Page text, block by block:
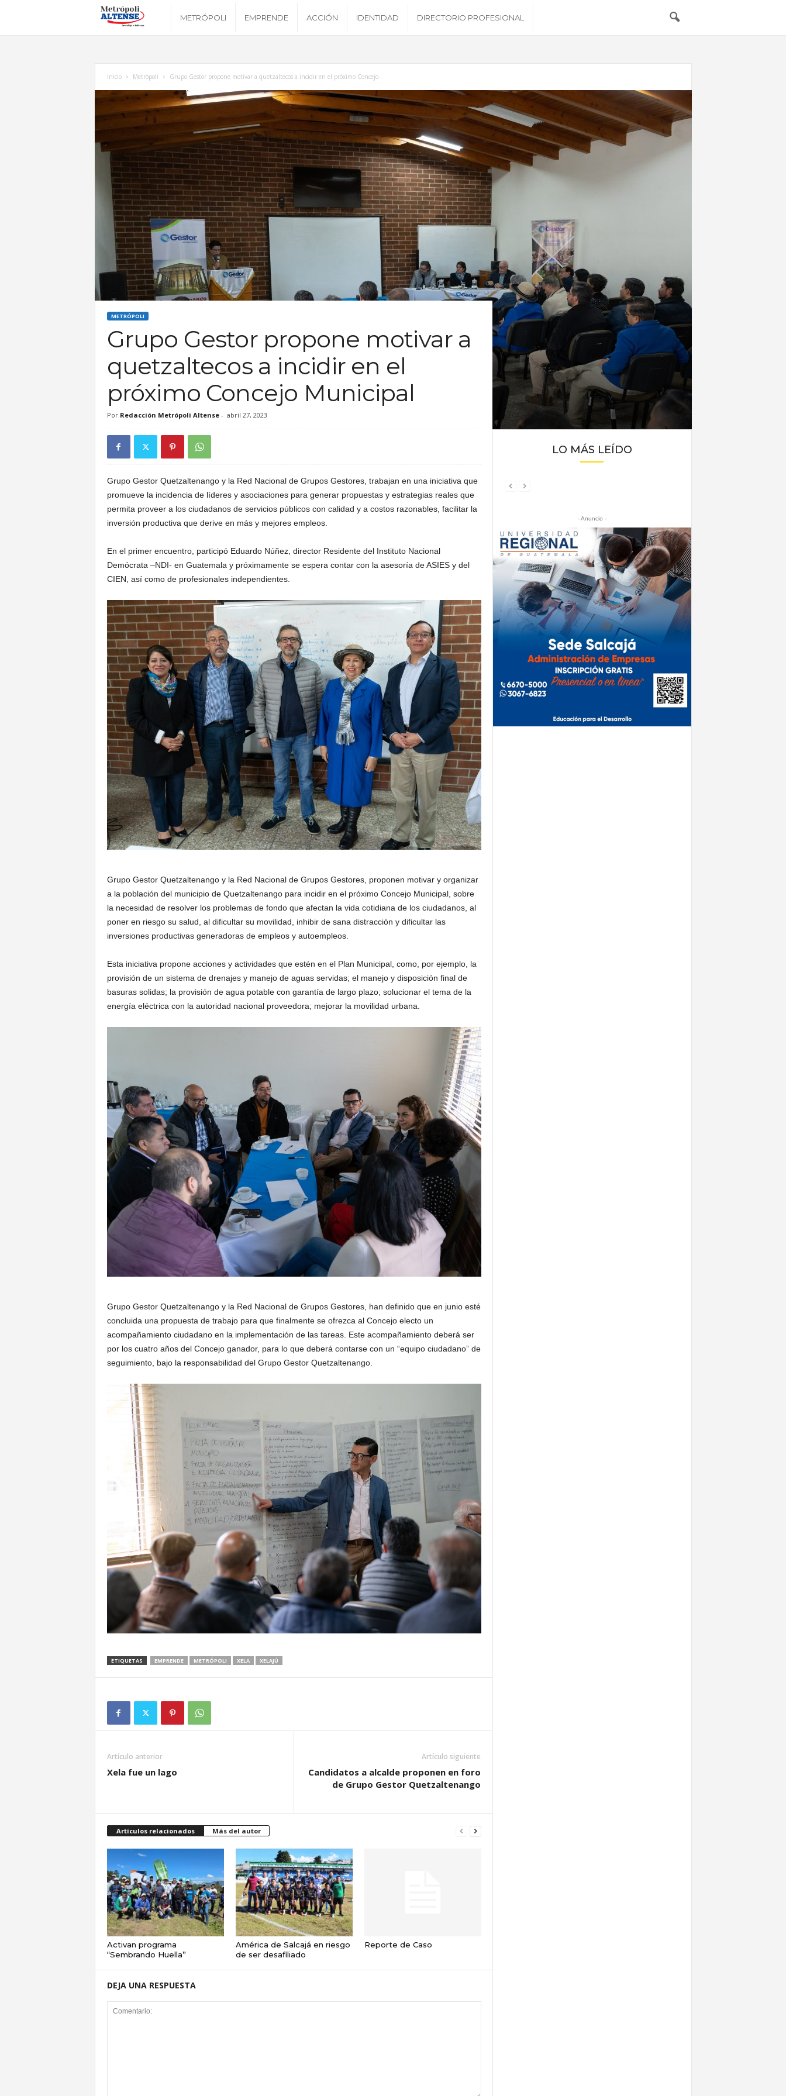
t
r
p
o
l
A
t
e
n
e
METRÓPOLI EMPRENDE ACCIÓN IDENTIDAD DIRECTORIO PROFESIONAL
Inicio Metrópoli Grupo Gestor propone motivar a quetzaltecos a incidir en el próximo Concejo...
METRÓPOLI
Grupo Gestor propone motivar a
quetzaltecos a incidir en el
próximo Concejo Municipal
Por Redacción Metrópoli Altense- abril 27, 2023
Grupo Gestor Quetzaltenango y la Red Nacional de Grupos Gestores, trabajan en una iniciativa que
promueve la incidencia de líderes y asociaciones para generar propuestas y estrategias reales que
permita proveer a los ciudadanos de servicios públicos con calidad y a costos razonables, facilitar la
inversión productiva que derive en más y mejores empleos.
En el primer encuentro, participó Eduardo Núñez, director Residente del Instituto Nacional
Demócrata –NDI- en Guatemala y próximamente se espera contar con la asesoría de ASIES y del
CIEN, así como de profesionales independientes.
Grupo Gestor Quetzaltenango y la Red Nacional de Grupos Gestores, proponen motivar y organizar
a la población del municipio de Quetzaltenango para incidir en el próximo Concejo Municipal, sobre
la necesidad de resolver los problemas de fondo que afectan la vida cotidiana de los ciudadanos, al
poner en riesgo su salud, al dificultar su movilidad, inhibir de sana distracción y dificultar las
inversiones productivas generadoras de empleos y autoempleos.
Esta iniciativa propone acciones y actividades que estén en el Plan Municipal, como, por ejemplo, la
provisión de un sistema de drenajes y manejo de aguas servidas; el manejo y disposición final de
basuras solidas; la provisión de agua potable con garantía de largo plazo; solucionar el tema de la
energía eléctrica con la autoridad nacional proveedora; mejorar la movilidad urbana.
Grupo Gestor Quetzaltenango y la Red Nacional de Grupos Gestores, han definido que en junio esté
concluida una propuesta de trabajo para que finalmente se ofrezca al Concejo electo un
acompañamiento ciudadano en la implementación de las tareas. Este acompañamiento deberá ser
por los cuatro años del Concejo ganador, para lo que deberá contarse con un “equipo ciudadano” de
seguimiento, bajo la responsabilidad del Grupo Gestor Quetzaltenango.
ETIQUETAS EMPRENDE METRÓPOLI XELA XELAJÚ
Artículo anterior
Xela fue un lago
Artículo siguiente
Candidatos a alcalde proponen en foro
de Grupo Gestor Quetzaltenango
Artículos relacionados Más del autor
Activan programa
“Sembrando Huella”
América de Salcajá en riesgo
de ser desafiliado
Reporte de Caso
DEJA UNA RESPUESTA
LO MÁS LEÍDO
- Anuncio -